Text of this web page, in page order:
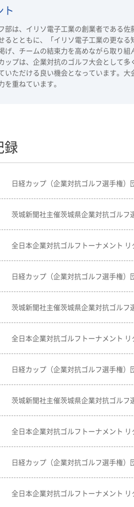
ト
部は、イリソ電子工業の創業者である
るとともに、「イリソ電子工業の更な
げ、チームの結束力を高めながら取り組
ップは、企業対抗のゴルフ大会として
いただける良い機会となっています。
を重ねています。
録
日経カップ（企業対抗ゴルフ選手権）
茨城新聞社主催茨城県企業対抗ゴルフ
全日本企業対抗ゴルフトーナメント
日経カップ（企業対抗ゴルフ選手権）
茨城新聞社主催茨城県企業対抗ゴルフ
全日本企業対抗ゴルフトーナメント
日経カップ（企業対抗ゴルフ選手権）
茨城新聞社主催茨城県企業対抗ゴルフ
全日本企業対抗ゴルフトーナメント
日経カップ（企業対抗ゴルフ選手権）
全日本企業対抗ゴルフトーナメント